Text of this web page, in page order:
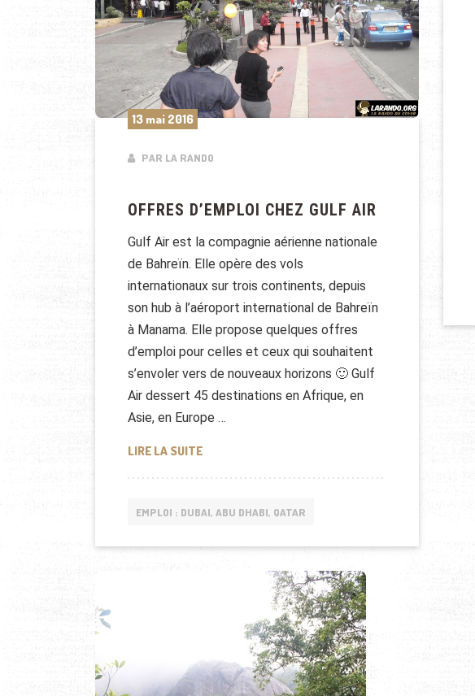
13 mai 2016
PAR LA RANDO
OFFRES D’EMPLOI CHEZ GULF AIR
Gulf Air est la compagnie aérienne nationale
de Bahreïn. Elle opère des vols
internationaux sur trois continents, depuis
son hub à l’aéroport international de Bahreïn
à Manama. Elle propose quelques offres
d’emploi pour celles et ceux qui souhaitent
s’envoler vers de nouveaux horizons 🙂 Gulf
Air dessert 45 destinations en Afrique, en
Asie, en Europe …
LIRE LA SUITEOFFRES D’EMPLOI CHEZ GULF AIR
EMPLOI : DUBAI, ABU DHABI, QATAR